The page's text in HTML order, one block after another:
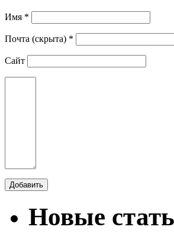
Имя *
Почта (скрыта) *
Сайт
Новые